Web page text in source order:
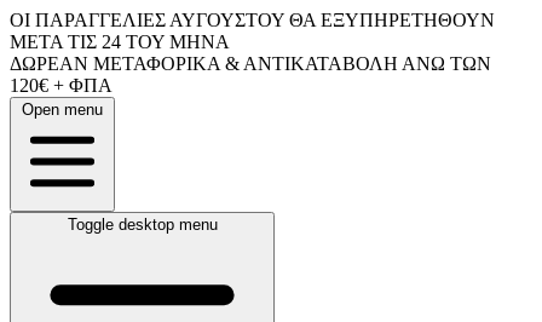
ΟΙ ΠΑΡΑΓΓΕΛΙΕΣ ΑΥΓΟΥΣΤΟΥ ΘΑ ΕΞΥΠΗΡΕΤΗΘΟΥΝ
ΜΕΤΑ ΤΙΣ 24 ΤΟΥ ΜΗΝΑ
ΔΩΡΕΑΝ ΜΕΤΑΦΟΡΙΚΑ & ΑΝΤΙΚΑΤΑΒΟΛΗ ΑΝΩ ΤΩΝ
120€ + ΦΠΑ
Open menu
Toggle desktop menu